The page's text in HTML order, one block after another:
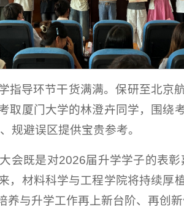
指导环节干货满满。保研至北京
取厦门大学的林澄卉同学，围绕
规避误区提供宝贵参考。
会既是对2026届升学学子的表
，材料科学与工程学院将持续厚
与升学工作再上新台阶、再创新